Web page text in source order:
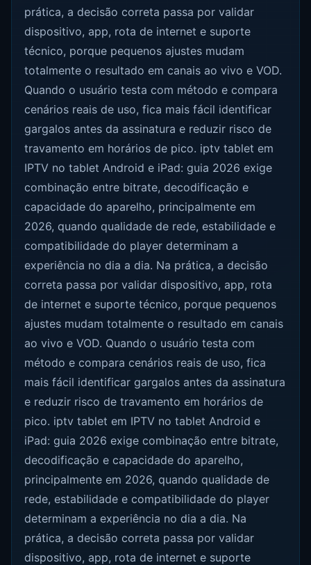
prática, a decisão correta passa por validar
dispositivo, app, rota de internet e suporte
técnico, porque pequenos ajustes mudam
totalmente o resultado em canais ao vivo e VOD.
Quando o usuário testa com método e compara
cenários reais de uso, fica mais fácil identificar
gargalos antes da assinatura e reduzir risco de
travamento em horários de pico. iptv tablet em
IPTV no tablet Android e iPad: guia 2026 exige
combinação entre bitrate, decodificação e
capacidade do aparelho, principalmente em
2026, quando qualidade de rede, estabilidade e
compatibilidade do player determinam a
experiência no dia a dia. Na prática, a decisão
correta passa por validar dispositivo, app, rota
de internet e suporte técnico, porque pequenos
ajustes mudam totalmente o resultado em canais
ao vivo e VOD. Quando o usuário testa com
método e compara cenários reais de uso, fica
mais fácil identificar gargalos antes da assinatura
e reduzir risco de travamento em horários de
pico. iptv tablet em IPTV no tablet Android e
iPad: guia 2026 exige combinação entre bitrate,
decodificação e capacidade do aparelho,
principalmente em 2026, quando qualidade de
rede, estabilidade e compatibilidade do player
determinam a experiência no dia a dia. Na
prática, a decisão correta passa por validar
dispositivo, app, rota de internet e suporte